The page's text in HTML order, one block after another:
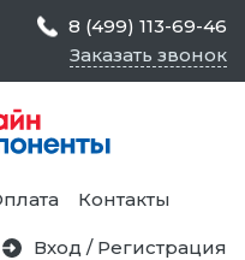
8 (499) 113-69-46
Заказать звонок
Контакты
Вход / Регистрация